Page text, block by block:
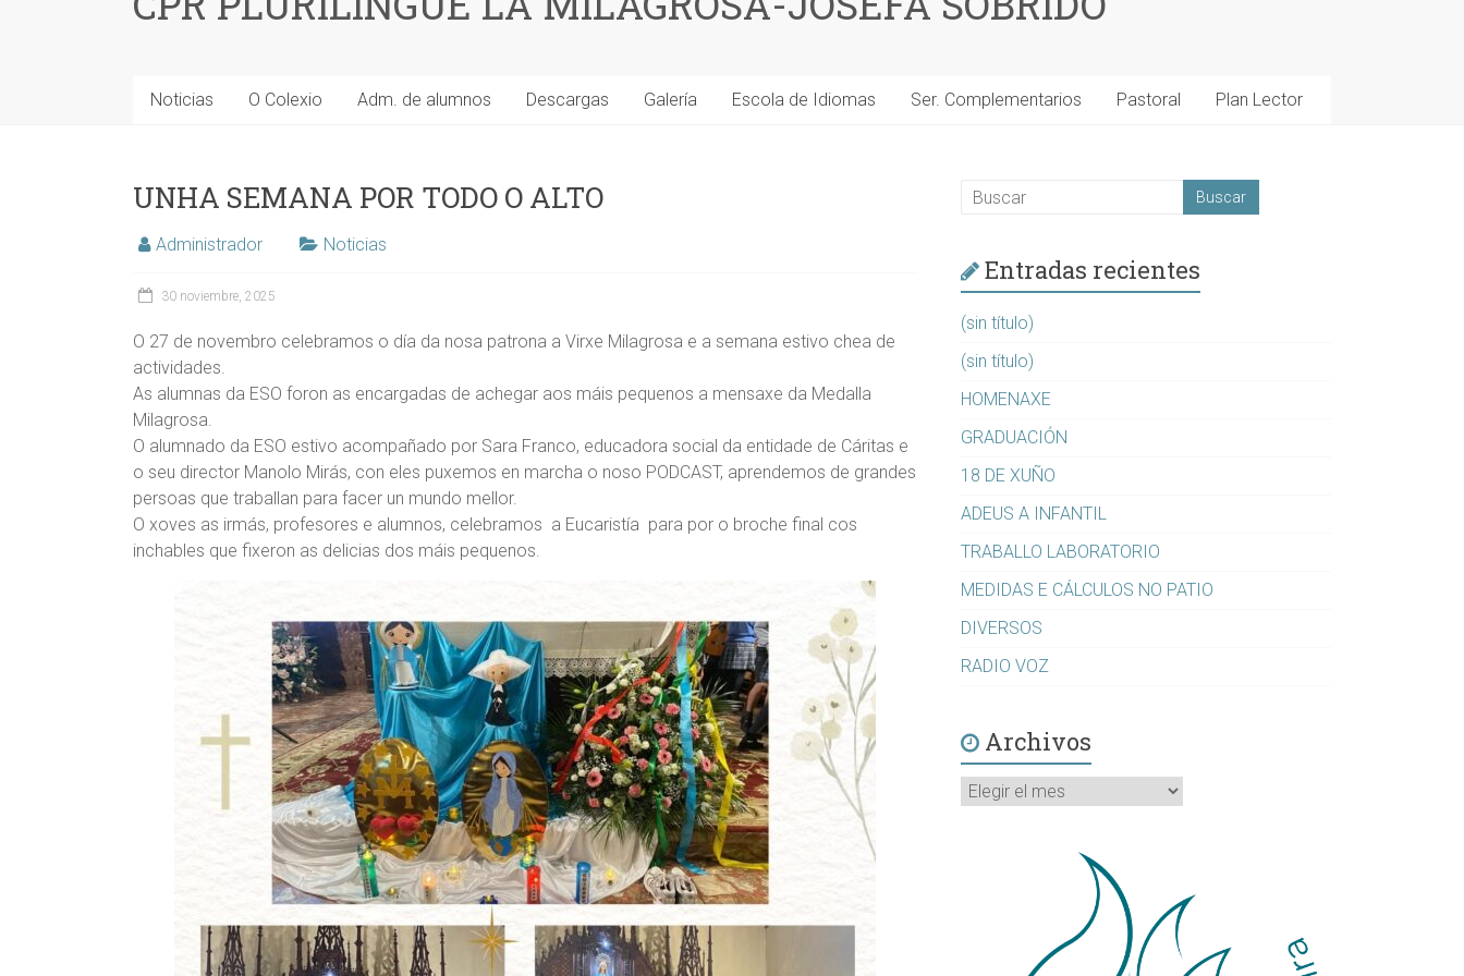
Noticias O Colexio Adm. de alumnos Descargas Galería Escola de Idiomas Ser. Complementarios Pastoral Plan Lector
UNHA SEMANA POR TODO O ALTO
Administrador Noticias
30 noviembre, 2025
O 27 de novembro celebramos o día da nosa patrona a Virxe Milagrosa e a semana estivo chea de
actividades.
As alumnas da ESO foron as encargadas de achegar aos máis pequenos a mensaxe da Medalla
Milagrosa.
O alumnado da ESO estivo acompañado por Sara Franco, educadora social da entidade de Cáritas e
o seu director Manolo Mirás, con eles puxemos en marcha o noso PODCAST, aprendemos de grandes
persoas que traballan para facer un mundo mellor.
O xoves as irmás, profesores e alumnos, celebramos a Eucaristía para por o broche final cos
inchables que fixeron as delicias dos máis pequenos.
Entradas recientes
(sin título)
(sin título)
HOMENAXE
GRADUACIÓN
18 DE XUÑO
ADEUS A INFANTIL
TRABALLO LABORATORIO
MEDIDAS E CÁLCULOS NO PATIO
DIVERSOS
RADIO VOZ
Archivos
Archivos